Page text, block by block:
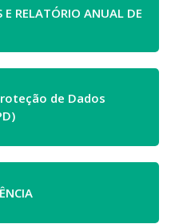
E RELATÓRIO ANUAL DE
de Dados